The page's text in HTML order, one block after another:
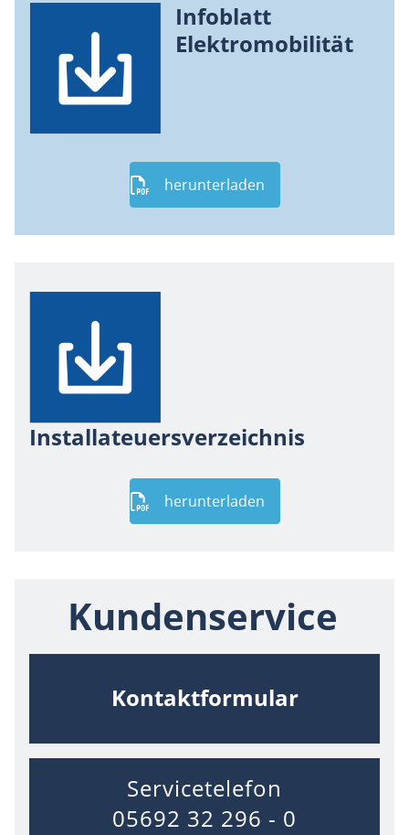
Infoblatt
Elektromobilität
herunterladen
Installateuersverzeichnis
herunterladen
Kundenservice
Kontaktformular
Servicetelefon
05692 32 296 - 0